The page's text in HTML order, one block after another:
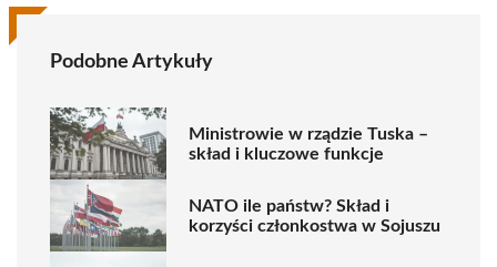
Podobne Artykuły
Ministrowie w rządzie Tuska –
skład i kluczowe funkcje
NATO ile państw? Skład i
korzyści członkostwa w Sojuszu